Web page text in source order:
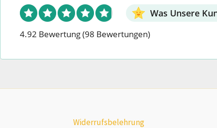
Was Unsere
4.92 Bewertung(98 Bewertungen)
Widerrufsbelehrung